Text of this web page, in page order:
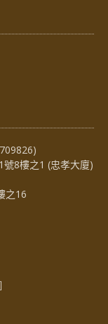
8樓之1 (忠孝大廈)
之16